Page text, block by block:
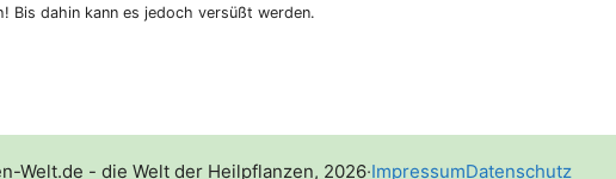
Bis dahin kann es jedoch ver­süßt werden.
Welt.de - die Welt der Heilpflanzen, 2026·ImpressumDatenschutz